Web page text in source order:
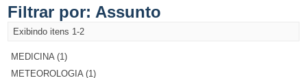
Filtrar por: Assunto
Exibindo itens 1-2
MEDICINA (1)
METEOROLOGIA (1)